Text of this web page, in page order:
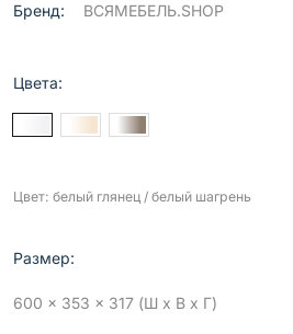
Бренд: ВСЯМЕБЕЛЬ.SHOP
Цвета:
Цвет: белый глянец / белый шагрень
Размер:
600 x 353 x 317 (Ш x В x Г)